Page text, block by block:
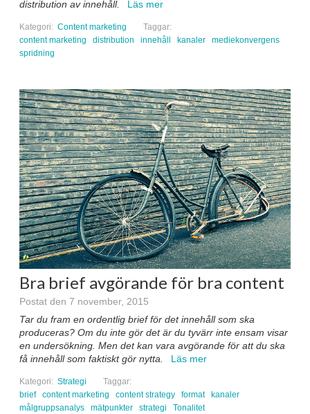
distribution av innehåll.
Läs mer
Kategori: Content marketing
Taggar:
content marketing
distribution innehåll kanaler
mediekonvergens
spridning
Bra brief avgörande för bra content
Postat den 7 november, 2015
Tar du fram en ordentlig brief för det innehåll som ska
produceras? Om du inte gör det är du tyvärr inte ensam visar
en undersökning. Men det kan vara avgörande för att du ska
få innehåll som faktiskt gör nytta.
Läs mer
Kategori: Strategi
Taggar:
brief
content marketing content strategy format
kanaler
målgruppsanalys
mätpunkter strategi Tonalitet